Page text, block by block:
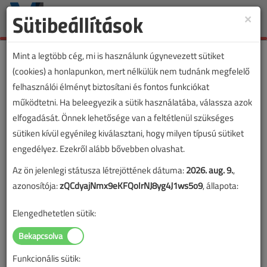
Toggle
×
Sütibeállítások
Mint a legtöbb cég, mi is használunk úgynevezett sütiket
(cookies) a honlapunkon, mert nélkülük nem tudnánk megfelelő
felhasználói élményt biztosítani és fontos funkciókat
működtetni. Ha beleegyezik a sütik használatába, válassza azok
elfogadását. Önnek lehetősége van a feltétlenül szükséges
sütiken kívül egyénileg kiválasztani, hogy milyen típusú sütiket
engedélyez. Ezekről alább bővebben olvashat.
Az ön jelenlegi státusza létrejöttének dátuma:2026. aug. 9.,
azonosítója:zQCdyajNmx9eKFQoIrNJ8yg4J1ws5o9, állapota:
Elengedhetetlen sütik:
Funkcionális sütik: